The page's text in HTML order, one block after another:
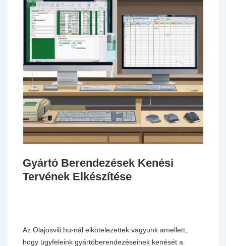
Gyártó Berendezések Kenési
Tervének Elkészítése
Az Olajosvili.hu-nál elkötelezettek vagyunk amellett,
hogy ügyfeleink gyártóberendezéseinek kenését a